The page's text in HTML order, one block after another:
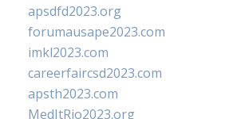
apsdfd2023.org
forumausape2023.com
imkl2023.com
careerfaircsd2023.com
apsth2023.com
MedItRio2023.org